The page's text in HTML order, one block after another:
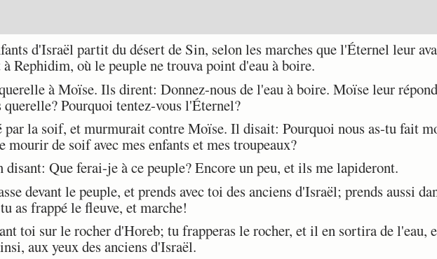
d'Israël partit du désert de Sin, selon les marches que l'Éternel leur
Rephidim, où le peuple ne trouva point d'eau à boire.
à Moïse. Ils dirent: Donnez-nous de l'eau à boire. Moïse leur
Pourquoi tentez-vous l'Éternel?
par la soif, et murmurait contre Moïse. Il disait: Pourquoi nous as-tu fait
de soif avec mes enfants et mes troupeaux?
Que ferai-je à ce peuple? Encore un peu, et ils me lapideront.
devant le peuple, et prends avec toi des anciens d'Israël; prends aussi
as frappé le fleuve, et marche!
toi sur le rocher d'Horeb; tu frapperas le rocher, et il en sortira de l'eau,
aux yeux des anciens d'Israël.